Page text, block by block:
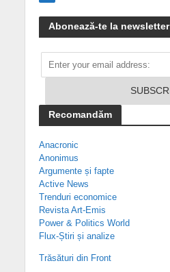
Abonează-te la newsletter
Recomandăm
Anacronic
Anonimus
Argumente și fapte
Active News
Trenduri economice
Revista Art-Emis
Power & Politics World
Flux-Știri și analize
Trăsături din Front